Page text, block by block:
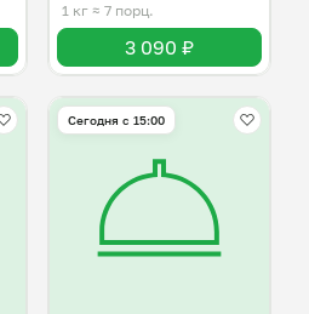
1 кг ≈ 7 порц.
3 090 ₽
Сегодня с 15:00